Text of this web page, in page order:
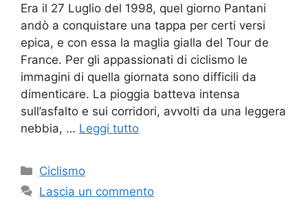
Era il 27 Luglio del 1998, quel giorno Pantani
andò a conquistare una tappa per certi versi
epica, e con essa la maglia gialla del Tour de
France. Per gli appassionati di ciclismo le
immagini di quella giornata sono difficili da
dimenticare. La pioggia batteva intensa
sull’asfalto e sui corridori, avvolti da una leggera
nebbia, … Leggi tutto
Categorie
Ciclismo
Lascia un commento